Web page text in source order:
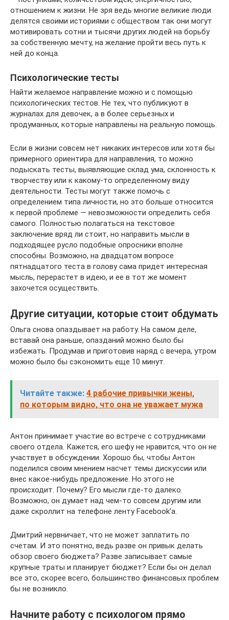
отношением к жизни. Не зря ведь многие великие люди
делятся своими историями с обществом так они могут
мотивировать сотни и тысячи других людей на борьбу
за собственную мечту, на желание пройти весь путь к
ней до конца.
Психологические тесты
Найти желаемое направление можно и с помощью
психологических тестов. Не тех, что публикуют в
журналах для девочек, а в более серьезных и
продуманных, которые направлены на реальную помощь.
Если в жизни совсем нет никаких интересов или хотя бы
примерного ориентира для направления, то можно
подыскать тесты, выявляющие склад ума, склонность к
творчеству или к какому-то определенному виду
деятельности. Тесты могут также помочь с
определением типа личности, но это больше относится
к первой проблеме — невозможности определить себя
самого. Полностью полагаться на текстовое
заключение вряд ли стоит, но направить мысли в
подходящее русло подобные опросники вполне
способны. Возможно, на двадцатом вопросе
пятнадцатого теста в голову сама придет интересная
мысль, перерастет в идею, и ее в тот же момент
захочется осуществить.
Другие ситуации, которые стоит обдумать
Ольга снова опаздывает на работу. На самом деле,
вставай она раньше, опазданий можно было бы
избежать. Продумав и приготовив наряд с вечера, утром
можно было бы сэкономить еще 10 минут.
Читайте также: 4 рабочие привычки жены,
по которым видно, что она не уважает мужа
Антон принимает участие во встрече с сотрудниками
своего отдела. Кажется, его шефу не нравится, что он не
участвует в обсуждении. Хорошо бы, чтобы Антон
поделился своим мнением насчет темы дискуссии или
внес какое-нибудь предложение. Но этого не
происходит. Почему? Его мысли где-то далеко.
Возможно, он думает над чем-то совсем другим или
даже скроллит на телефоне ленту Facebook’а.
Дмитрий нервничает, что не может заплатить по
счетам. И это понятно, ведь разве он привык делать
обзор своего бюджета? Разве записывает самые
крупные траты и планирует бюджет? Если бы он делал
все это, скорее всего, большинство финансовых проблем
бы не возникло.
Начните работу с психологом прямо